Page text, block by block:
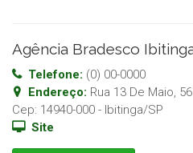
Agência Bradesco
Telefone: (0) 00-0000
Endereço: Rua 13 De Maio,
Cep: 14940-000 - Ibitinga/SP
Site